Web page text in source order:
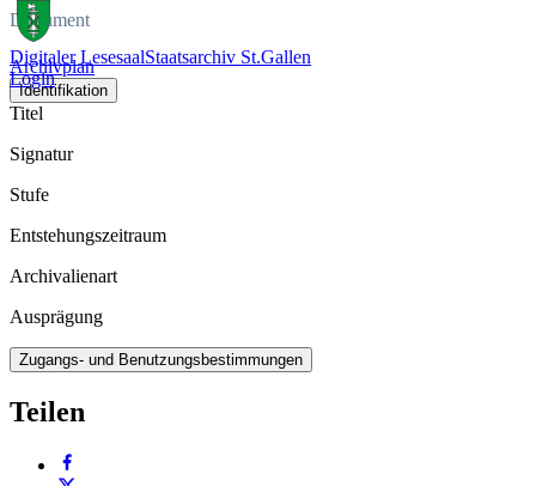
Digitaler LesesaalStaatsarchiv St.Gallen
Login
Dokument
Archivplan
Identifikation
Titel
Signatur
Stufe
Entstehungszeitraum
Archivalienart
Ausprägung
Zugangs- und Benutzungsbestimmungen
Teilen